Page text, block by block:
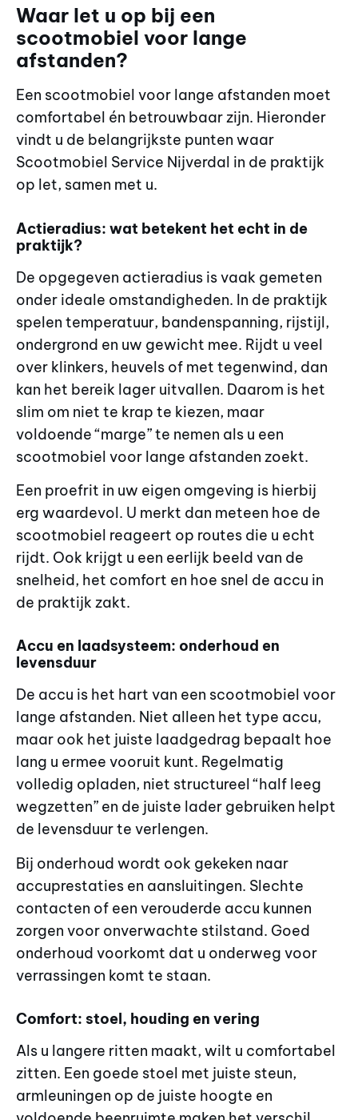
Waar let u op bij een
scootmobiel voor lange
afstanden?
Een scootmobiel voor lange afstanden moet
comfortabel én betrouwbaar zijn. Hieronder
vindt u de belangrijkste punten waar
Scootmobiel Service Nijverdal in de praktijk
op let, samen met u.
Actieradius: wat betekent het echt in de
praktijk?
De opgegeven actieradius is vaak gemeten
onder ideale omstandigheden. In de praktijk
spelen temperatuur, bandenspanning, rijstijl,
ondergrond en uw gewicht mee. Rijdt u veel
over klinkers, heuvels of met tegenwind, dan
kan het bereik lager uitvallen. Daarom is het
slim om niet te krap te kiezen, maar
voldoende “marge” te nemen als u een
scootmobiel voor lange afstanden zoekt.
Een proefrit in uw eigen omgeving is hierbij
erg waardevol. U merkt dan meteen hoe de
scootmobiel reageert op routes die u echt
rijdt. Ook krijgt u een eerlijk beeld van de
snelheid, het comfort en hoe snel de accu in
de praktijk zakt.
Accu en laadsysteem: onderhoud en
levensduur
De accu is het hart van een scootmobiel voor
lange afstanden. Niet alleen het type accu,
maar ook het juiste laadgedrag bepaalt hoe
lang u ermee vooruit kunt. Regelmatig
volledig opladen, niet structureel “half leeg
wegzetten” en de juiste lader gebruiken helpt
de levensduur te verlengen.
Bij onderhoud wordt ook gekeken naar
accuprestaties en aansluitingen. Slechte
contacten of een verouderde accu kunnen
zorgen voor onverwachte stilstand. Goed
onderhoud voorkomt dat u onderweg voor
verrassingen komt te staan.
Comfort: stoel, houding en vering
Als u langere ritten maakt, wilt u comfortabel
zitten. Een goede stoel met juiste steun,
armleuningen op de juiste hoogte en